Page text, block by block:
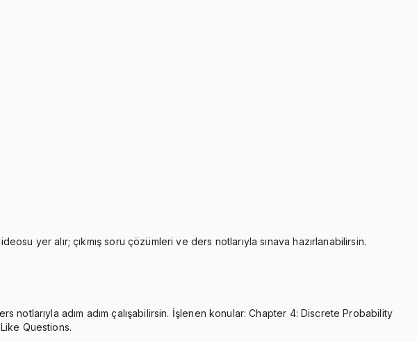
yer alır; çıkmış soru çözümleri ve ders notlarıyla sınava hazırlanabilirsin.
notlarıyla adım adım çalışabilirsin. İşlenen konular: Chapter 4: Discrete Probability
Questions.